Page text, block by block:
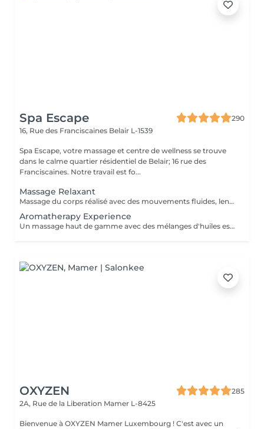
Spa Escape
290
16, Rue des Franciscaines Belair L-1539
Spa Escape, votre massage et centre de wellness se trouve
dans le calme quartier résidentiel de Belair; 16 rue des
Franciscaines. Notre travail est fo...
Massage Relaxant
Massage du corps réalisé avec des mouvements fluides, lents et enveloppants qui avec une pression légère, vous offrira une détente profonde du corps et de l'esprit. Ce soin commence par un rafraîchissement stimulant des pieds pour favoriser la circulation sanguine et la relaxation. Pression légère à médium
Aromatherapy Experience
Un massage haut de gamme avec des mélanges d'huiles essentielles bio pour vous relaxer et vous revitaliser. Les techniques de massage et les huiles sont soigneusement sélectionnés et adaptés à chaque personne selon vos besoins spécifiques.Ce soin commence par un rafraîchissement stimulant des pieds pour favoriser la circulation sanguine et la relaxation.
OXYZEN
285
2A, Rue de la Liberation Mamer L-8425
Bienvenue à OXYZEN Mamer Luxembourg ! C'est avec un